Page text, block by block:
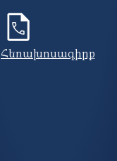
Հեռախոսագիրք